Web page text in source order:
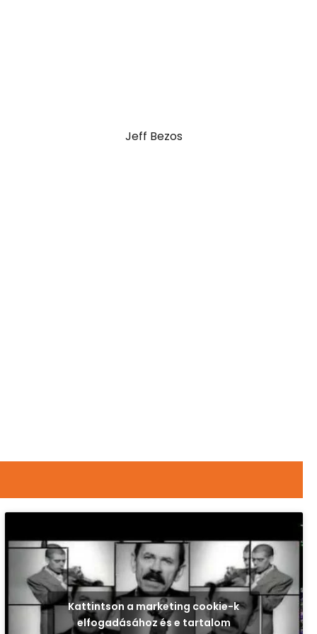
Jeff Bezos
Kattintson a marketing cookie-k
elfogadásához és e tartalom